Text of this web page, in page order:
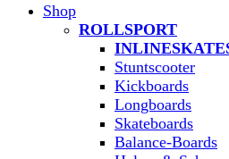
Shop
ROLLSPORT
Stuntscooter
Kickboards
Longboards
Skateboards
Balance-Boards